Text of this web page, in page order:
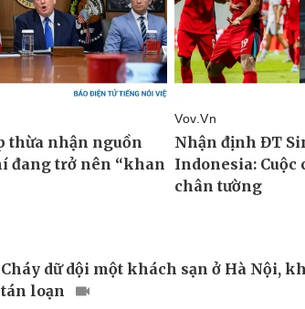
Cháy dữ dội một khách sạn ở Hà Nội,
tán loạn